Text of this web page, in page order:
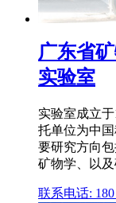
广东省
实验室
实验室成立
托单位为中
要研究方向
矿物学、以
联系电话: 180